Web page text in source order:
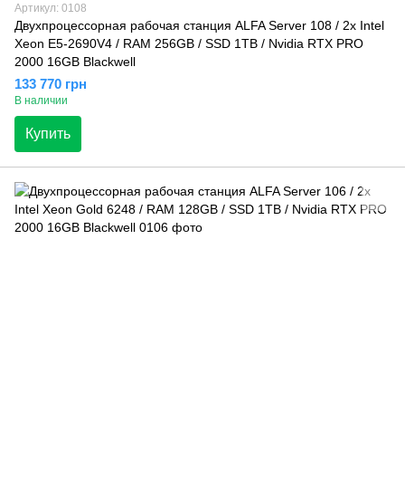
Артикул: 0108
Двухпроцессорная рабочая станция ALFA Server 108 / 2x Intel
Xeon E5-2690V4 / RAM 256GB / SSD 1TB / Nvidia RTX PRO
2000 16GB Blackwell
133 770 грн
В наличии
Купить